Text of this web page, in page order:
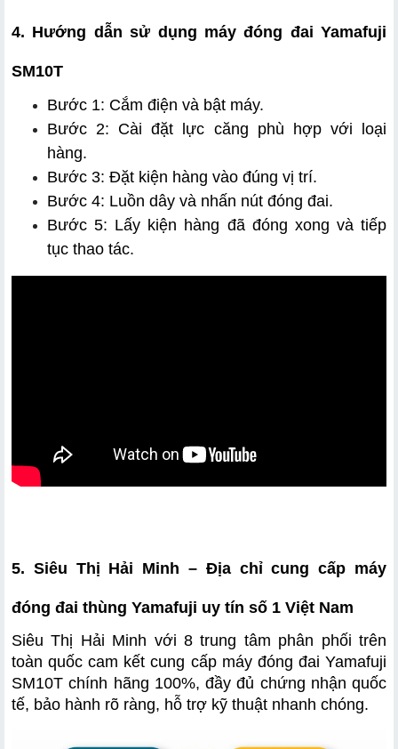
4. Hướng dẫn sử dụng máy đóng đai Yamafuji
SM10T
Bước 1: Cắm điện và bật máy.
Bước 2: Cài đặt lực căng phù hợp với loại
hàng.
Bước 3: Đặt kiện hàng vào đúng vị trí.
Bước 4: Luồn dây và nhấn nút đóng đai.
Bước 5: Lấy kiện hàng đã đóng xong và tiếp
tục thao tác.
5. Siêu Thị Hải Minh – Địa chỉ cung cấp máy
đóng đai thùng Yamafuji uy tín số 1 Việt Nam
Siêu Thị Hải Minh với 8 trung tâm phân phối trên
toàn quốc cam kết cung cấp máy đóng đai Yamafuji
SM10T chính hãng 100%, đầy đủ chứng nhận quốc
tế, bảo hành rõ ràng, hỗ trợ kỹ thuật nhanh chóng.